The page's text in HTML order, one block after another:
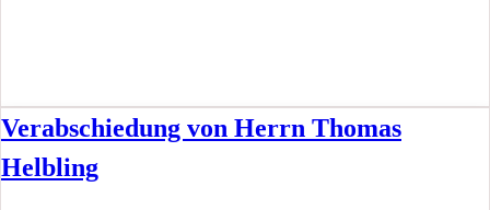
Verabschiedung von Herrn Thomas
Helbling